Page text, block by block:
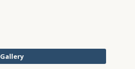
Gallery